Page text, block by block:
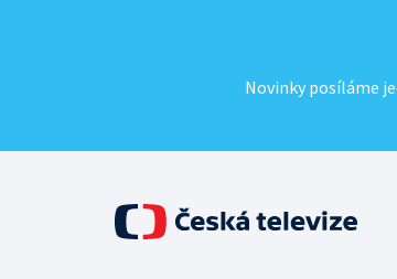
Novinky posíláme